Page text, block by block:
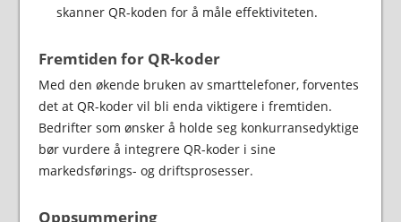
skanner QR-koden for å måle effektiviteten.
Fremtiden for QR-koder
Med den økende bruken av smarttelefoner, forventes
det at QR-koder vil bli enda viktigere i fremtiden.
Bedrifter som ønsker å holde seg konkurransedyktige
bør vurdere å integrere QR-koder i sine
markedsførings- og driftsprosesser.
Oppsummering